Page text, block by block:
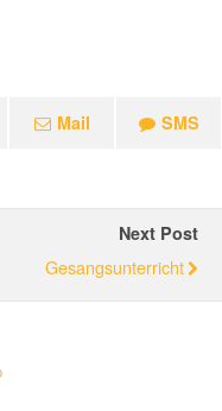
Mail SMS
Next Post
Gesangsunterricht